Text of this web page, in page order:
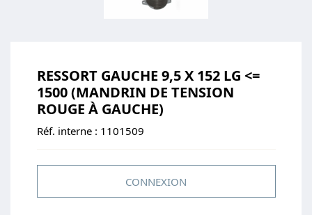
RESSORT GAUCHE 9,5 X 152 LG <=
1500 (MANDRIN DE TENSION
ROUGE À GAUCHE)
Réf. interne : 1101509
CONNEXION